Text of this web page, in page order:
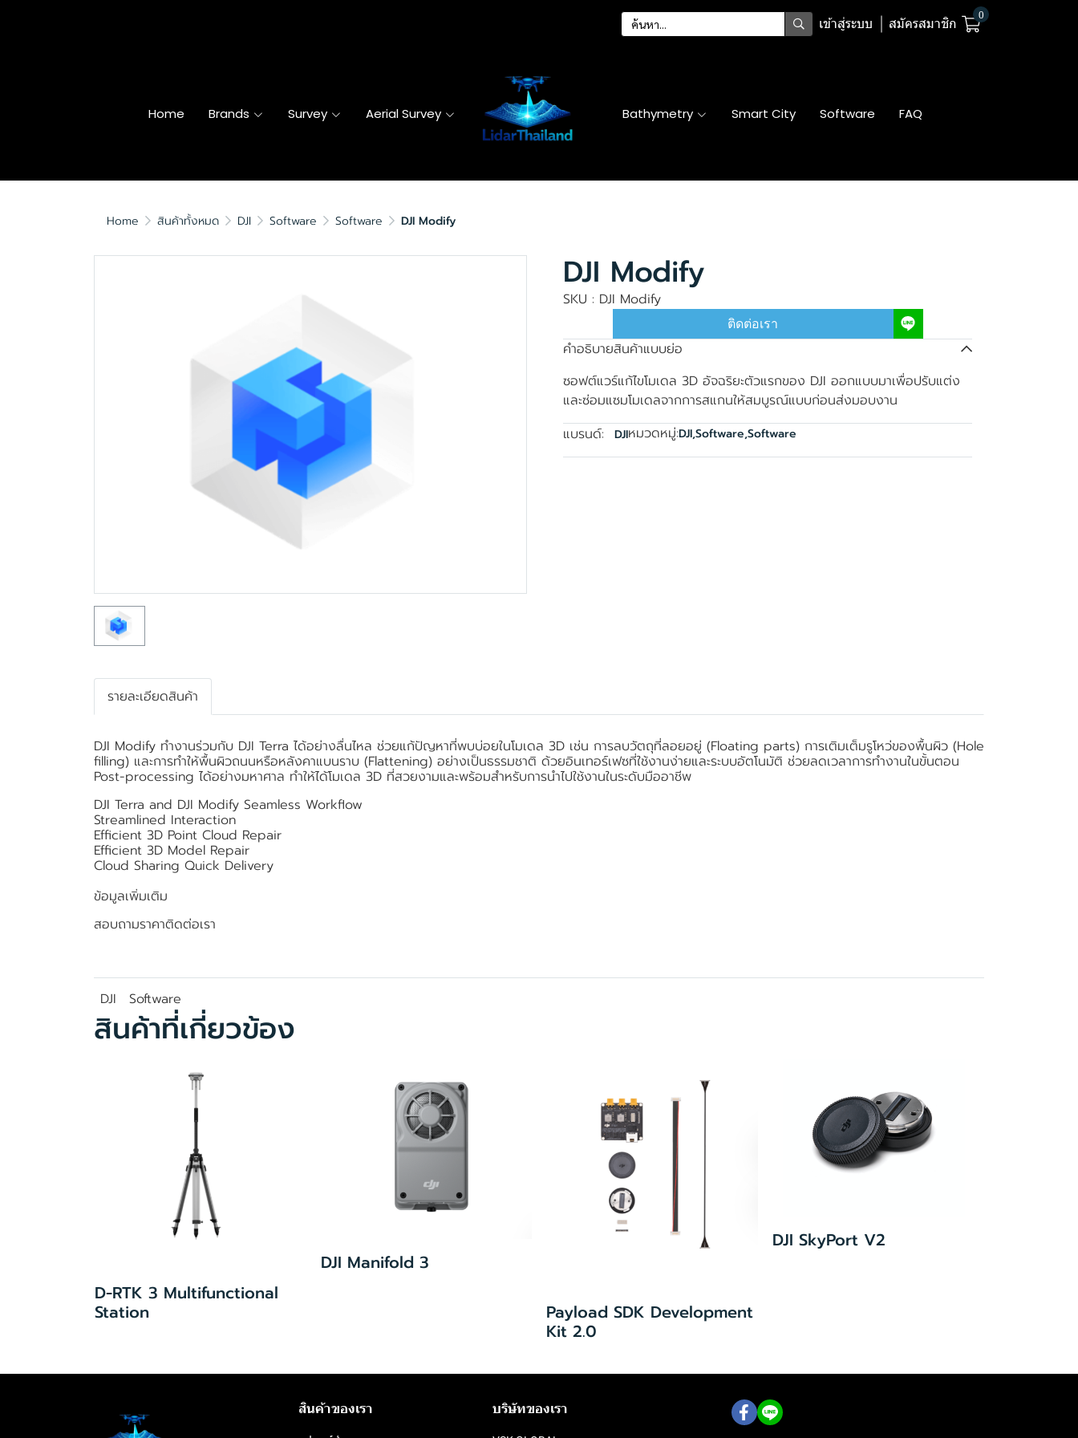
เข้าสู่ระบบ สมัครสมาชิก
0
Home Brands Survey Aerial Survey Bathymetry Smart City Software FAQ
Home สินค้าทั้งหมด DJI Software Software DJI Modify
DJI Modify
SKU : DJI Modify
ติดต่อเรา
คำอธิบายสินค้าแบบย่อ
ซอฟต์แวร์แก้ไขโมเดล 3D อัจฉริยะตัวแรกของ DJI ออกแบบมาเพื่อปรับแต่ง
และซ่อมแซมโมเดลจากการสแกนให้สมบูรณ์แบบก่อนส่งมอบงาน
แบรนด์:
DJIหมวดหมู่:DJI,Software,Software
รายละเอียดสินค้า
DJI Modify ทำงานร่วมกับ DJI Terra ได้อย่างลื่นไหล ช่วยแก้ปัญหาที่พบบ่อยในโมเดล 3D เช่น การลบวัตถุที่ลอยอยู่ (Floating parts) การเติมเต็มรูโหว่ของพื้นผิว (Hole
filling) และการทำให้พื้นผิวถนนหรือหลังคาแบนราบ (Flattening) อย่างเป็นธรรมชาติ ด้วยอินเทอร์เฟซที่ใช้งานง่ายและระบบอัตโนมัติ ช่วยลดเวลาการทำงานในขั้นตอน
Post-processing ได้อย่างมหาศาล ทำให้ได้โมเดล 3D ที่สวยงามและพร้อมสำหรับการนำไปใช้งานในระดับมืออาชีพ
DJI Terra and DJI Modify Seamless Workflow
Streamlined Interaction
Efficient 3D Point Cloud Repair
Efficient 3D Model Repair
Cloud Sharing Quick Delivery
ข้อมูลเพิ่มเติม
สอบถามราคาติดต่อเรา
DJI Software
สินค้าที่เกี่ยวข้อง
D-RTK 3 Multifunctional
Station
DJI Manifold 3
Payload SDK Development
Kit 2.0
DJI SkyPort V2
สินค้าของเรา บริษัทของเรา